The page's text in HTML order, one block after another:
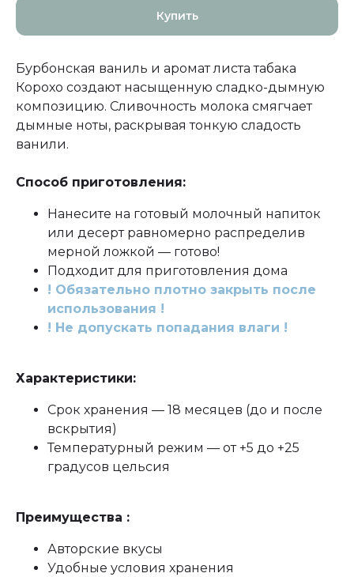
Купить
Бурбонская ваниль и аромат листа табака
Корохо создают насыщенную сладко-дымную
композицию. Сливочность молока смягчает
дымные ноты, раскрывая тонкую сладость
ванили.
Способ приготовления:
Нанесите на готовый молочный напиток
или десерт равномерно распределив
мерной ложкой — готово!
Подходит для приготовления дома
! Обязательно плотно закрыть после
использования !
! Не допускать попадания влаги !
Характеристики:
Срок хранения — 18 месяцев (до и после
вскрытия)
Температурный режим — от +5 до +25
градусов цельсия
Преимущества :
Авторские вкусы
Удобные условия хранения